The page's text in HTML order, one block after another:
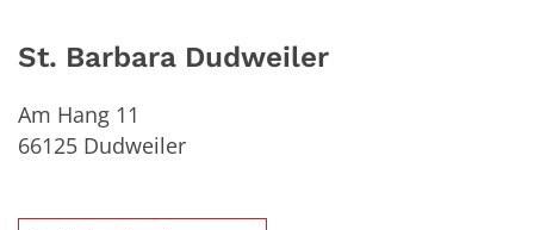
St. Barbara Dudweiler
Am Hang 11
66125 Dudweiler